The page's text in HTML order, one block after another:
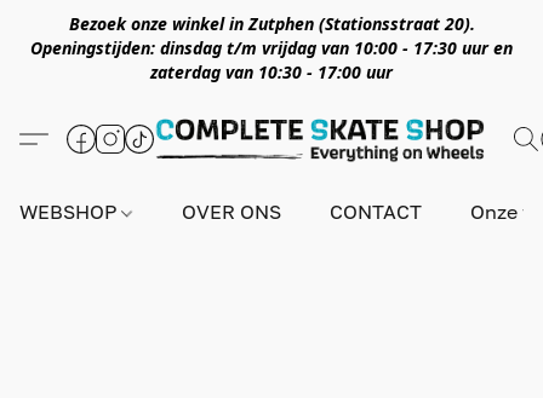
Bezoek onze winkel in Zutphen (Stationsstraat 20).
Openingstijden: dinsdag t/m vrijdag van 10:00 - 17:30 uur en
zaterdag van 10:30 - 17:00 uur
WEBSHOP OVER ONS CONTACT Onze